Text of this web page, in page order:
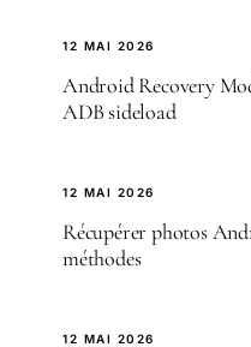
12 MAI 2026
Android Recovery
ADB sideload
12 MAI 2026
Récupérer photos
méthodes
12 MAI 2026